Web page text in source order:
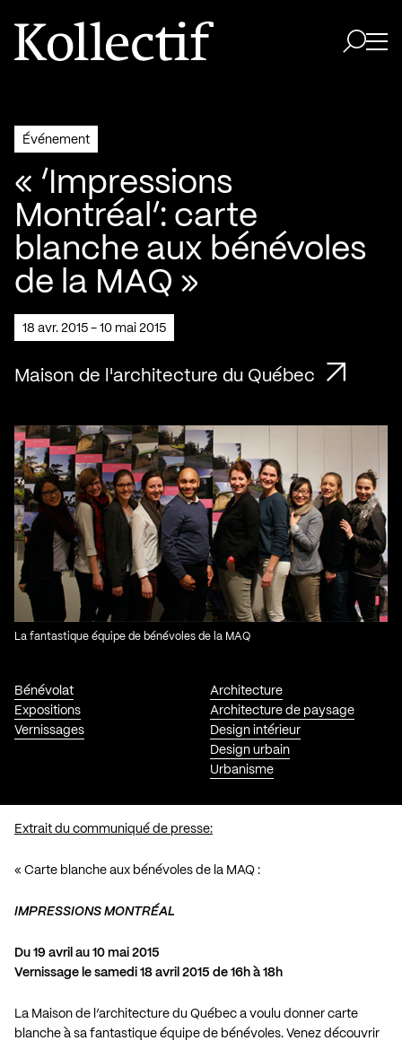
Aller à la page d'accueil
Logo Kollectif
Événement
« ‘Impressions
Montréal’: carte
blanche aux bénévoles
de la MAQ »
18 avr. 2015 - 10 mai 2015
Maison de l'architecture du Québec
Bénévolat
Expositions
Vernissages
Architecture
Architecture de paysage
Design intérieur
Design urbain
Urbanisme
La fantastique équipe de bénévoles de la MAQ
Extrait du communiqué de presse:
« Carte blanche aux bénévoles de la MAQ :
IMPRESSIONS MONTRÉAL
Du 19 avril au 10 mai 2015
Vernissage le samedi 18 avril 2015 de 16h à 18h
La Maison de l’architecture du Québec a voulu donner carte
blanche à sa fantastique équipe de bénévoles. Venez découvrir